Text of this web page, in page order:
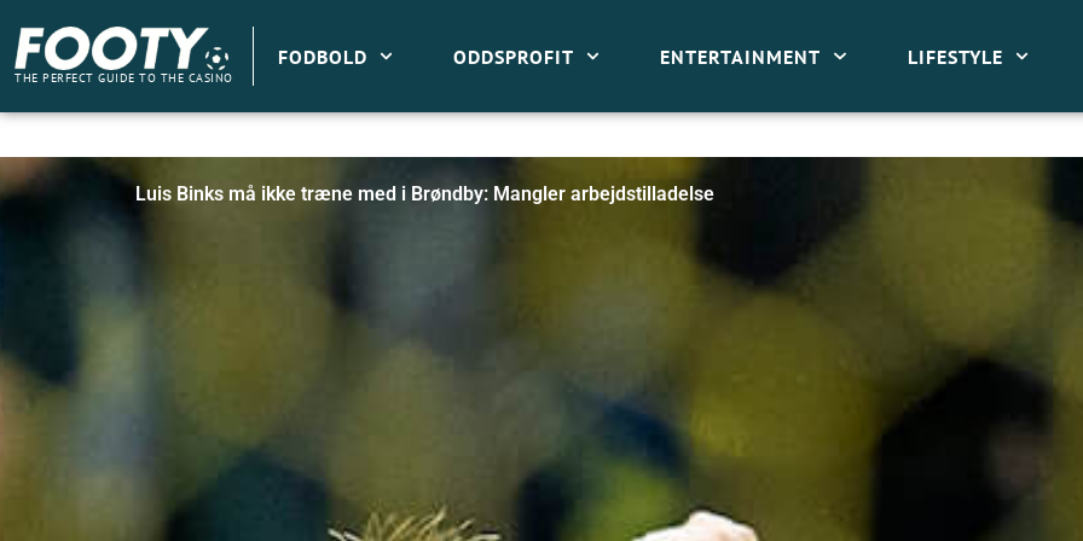
indholdet
THE PERFECT GUIDE TO THE CASINO
FODBOLD ODDSPROFIT ENTERTAINMENT LIFESTYLE
Luis Binks må ikke træne med i Brøndby: Mangler arbejdstilladelse